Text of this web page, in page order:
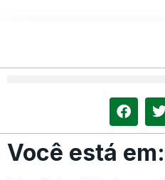
Você está em: